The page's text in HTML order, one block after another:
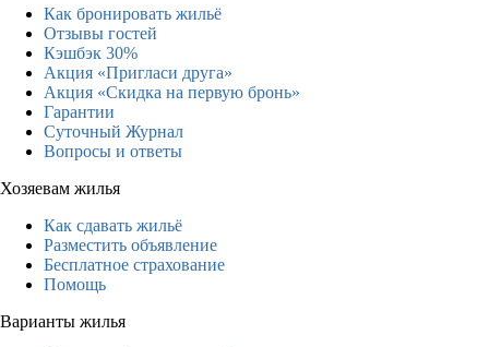
Как бронировать жильё
Отзывы гостей
Кэшбэк 30%
Акция «Пригласи друга»
Акция «Скидка на первую бронь»
Гарантии
Суточный Журнал
Вопросы и ответы
Хозяевам жилья
Как сдавать жильё
Разместить объявление
Бесплатное страхование
Помощь
Варианты жилья